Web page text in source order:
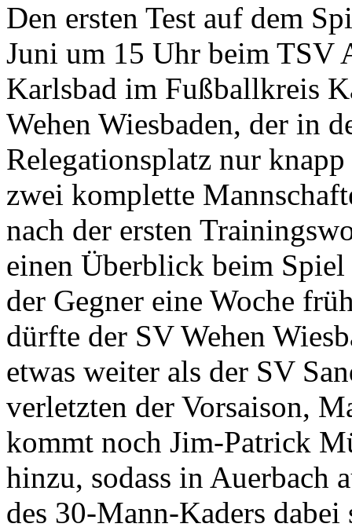
Den ersten Test auf dem
Juni um 15 Uhr beim TSV
Karlsbad im Fußballkreis
Wehen Wiesbaden, der in
Relegationsplatz nur
zwei komplette
nach der ersten
einen Überblick beim
der Gegner eine Woche
dürfte der SV Wehen
etwas weiter als der SV
verletzten der Vorsaison,
kommt noch Jim-Patrick
hinzu, sodass in Auerbach
des 30-Mann-Kaders dabei